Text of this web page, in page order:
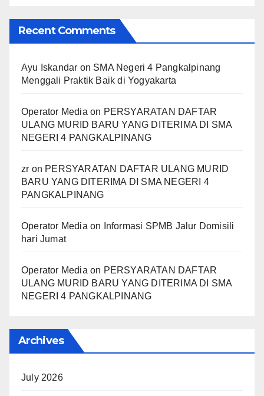
Recent Comments
Ayu Iskandar on SMA Negeri 4 Pangkalpinang
Menggali Praktik Baik di Yogyakarta
Operator Media on PERSYARATAN DAFTAR
ULANG MURID BARU YANG DITERIMA DI SMA
NEGERI 4 PANGKALPINANG
zr on PERSYARATAN DAFTAR ULANG MURID
BARU YANG DITERIMA DI SMA NEGERI 4
PANGKALPINANG
Operator Media on
Informasi SPMB Jalur Domisili
hari Jumat
Operator Media on PERSYARATAN DAFTAR
ULANG MURID BARU YANG DITERIMA DI SMA
NEGERI 4 PANGKALPINANG
Archives
July 2026